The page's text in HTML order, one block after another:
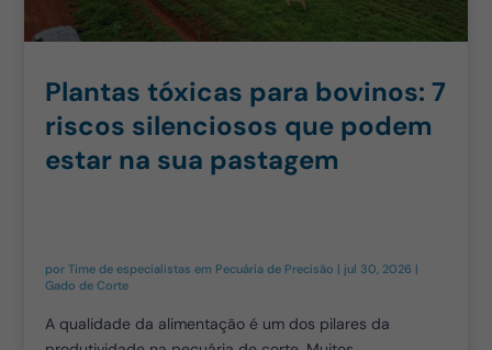
Plantas tóxicas para bovinos: 7
riscos silenciosos que podem
estar na sua pastagem
porTime de especialistas em Pecuária de Precisão | jul 30, 2026 |
Gado de Corte
A qualidade da alimentação é um dos pilares da